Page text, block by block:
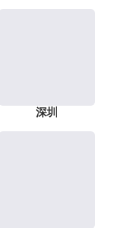
深圳